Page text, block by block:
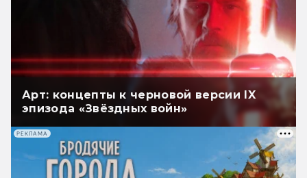
Арт: концепты к черновой версии IX
эпизода «Звёздных войн»
РЕКЛАМА